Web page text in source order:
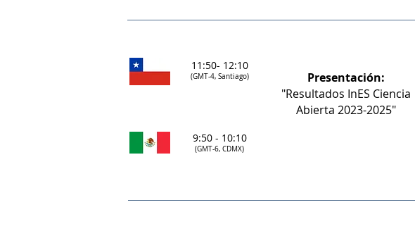
11:50- 12:10
(GMT-4, Santiago)
Presentación:
"Resultados InES Ciencia
Abierta 2023-2025"
9:50 - 10:10
(GMT-6, CDMX)